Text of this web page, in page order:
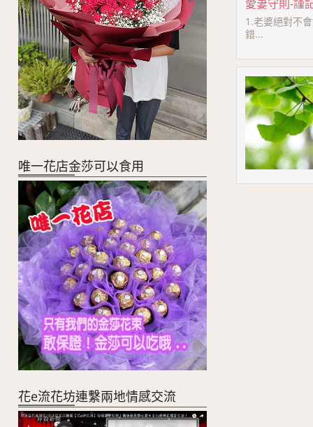
唯一花店金莎可以食用
花e流花坊連繫兩地情感交流
愛妻守則-謹
1.老婆絕對不
錯...